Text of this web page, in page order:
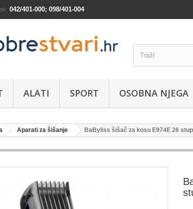
042/401-000; 098/401-004
ALATI SPORT OSOBNA NJEGA
Aparati za šišanje BaByliss šišač za kosu E974E 26